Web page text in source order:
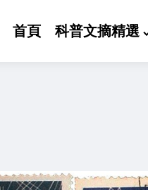
首頁 科普文摘精選